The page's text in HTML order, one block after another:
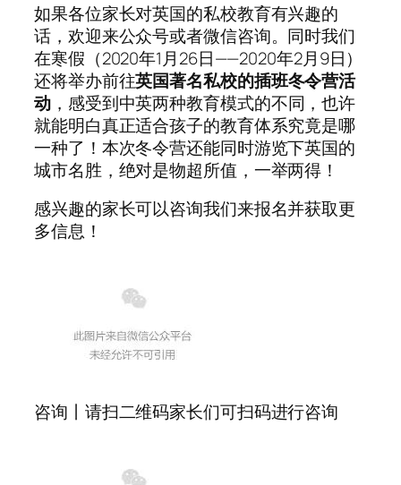
如果各位家长对英国的私校教育有兴趣的
话，欢迎来公众号或者微信咨询。同时我们
在寒假（2020年1月26日——2020年2月9日）
还将举办前往英国著名私校的插班冬令营活
动，感受到中英两种教育模式的不同，也许
就能明白真正适合孩子的教育体系究竟是哪
一种了！本次冬令营还能同时游览下英国的
城市名胜，绝对是物超所值，一举两得！
感兴趣的家长可以咨询我们来报名并获取更
多信息！
咨询丨请扫二维码家长们可扫码进行咨询